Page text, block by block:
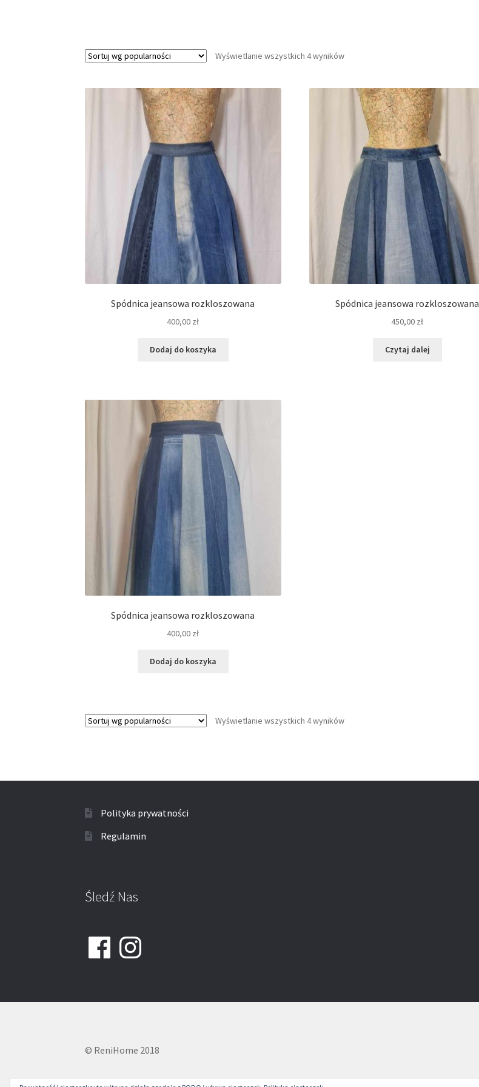
Wyświetlanie wszystkich 4 wyników
Spódnica jeansowa rozkloszowana
400,00 zł
Dodaj do koszyka
Spódnica jeansowa rozkloszowana
450,00 zł
Czytaj dalej
Spódnica jeansowa rozkloszowana
400,00 zł
Dodaj do koszyka
Wyświetlanie wszystkich 4 wyników
Polityka prywatności
Regulamin
Śledź Nas
FacebookInstagram
© ReniHome 2018